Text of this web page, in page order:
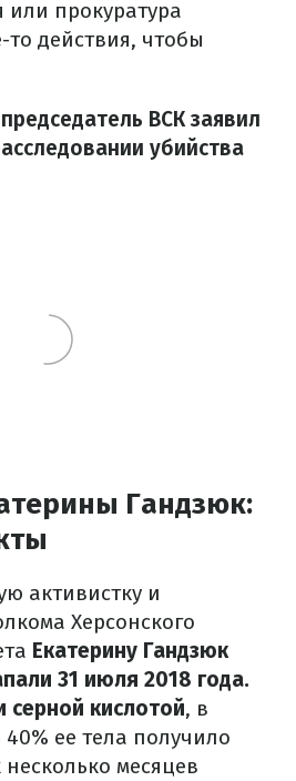
прокуратура
действия, чтобы
ВСК заявил
убийства
Гандзюк:
активистку и
Херсонского
Екатерину Гандзюк
31 июля 2018 года.
серной кислотой, в
40% ее тела получило
месяцев